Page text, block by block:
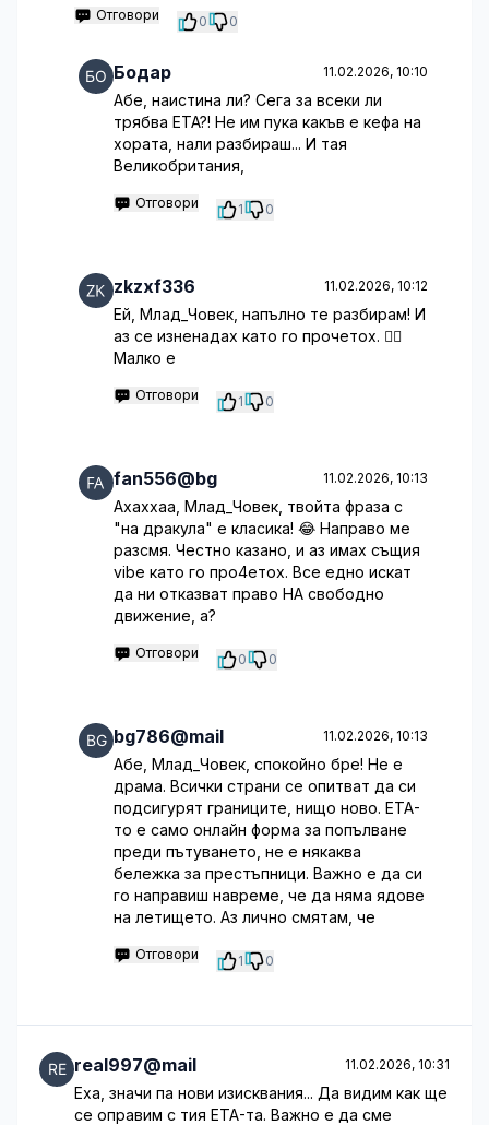
Отговори 0 0
Бодар 11.02.2026, 10:10
Абе, наистина ли? Сега за всеки ли
трябва ETA?! Не им пука какъв е кефа на
хората, нали разбираш... И тая
Великобритания,
Отговори 1 0
zkzxf336 11.02.2026, 10:12
Ей, Млад_Човек, напълно те разбирам! И
аз се изненадах като го прочетох. 🤦‍♀️
Малко е
Отговори 1 0
fan556@bg 11.02.2026, 10:13
Ахаххаа, Млад_Човек, твойта фраза с
"на дракула" е класика! 😂 Направо ме
разсмя. Честно казано, и аз имах същия
vibe като го про4етох. Все едно искат
да ни отказват право НА свободно
движение, а?
Отговори 0 0
bg786@mail 11.02.2026, 10:13
Абе, Млад_Човек, спокойно бре! Не е
драма. Всички страни се опитват да си
подсигурят границите, нищо ново. ETA-
то е само онлайн форма за попълване
преди пътуването, не е някаква
бележка за престъпници. Важно е да си
го направиш навреме, че да няма ядове
на летището. Аз лично смятам, че
Отговори 1 0
real997@mail 11.02.2026, 10:31
Еха, значи па нови изисквания... Да видим как ще
се оправим с тия ETA-та. Важно е да сме